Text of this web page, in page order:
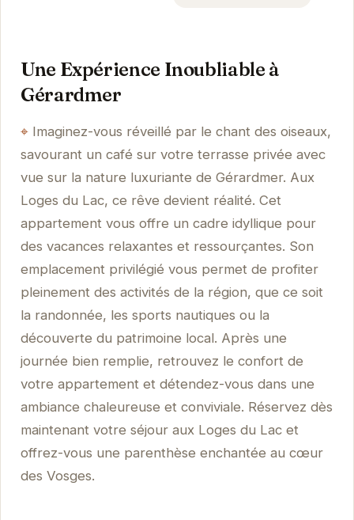
Une Expérience Inoubliable à
Gérardmer
Imaginez-vous réveillé par le chant des oiseaux,
savourant un café sur votre terrasse privée avec
vue sur la nature luxuriante de Gérardmer. Aux
Loges du Lac, ce rêve devient réalité. Cet
appartement vous offre un cadre idyllique pour
des vacances relaxantes et ressourçantes. Son
emplacement privilégié vous permet de profiter
pleinement des activités de la région, que ce soit
la randonnée, les sports nautiques ou la
découverte du patrimoine local. Après une
journée bien remplie, retrouvez le confort de
votre appartement et détendez-vous dans une
ambiance chaleureuse et conviviale. Réservez dès
maintenant votre séjour aux Loges du Lac et
offrez-vous une parenthèse enchantée au cœur
des Vosges.